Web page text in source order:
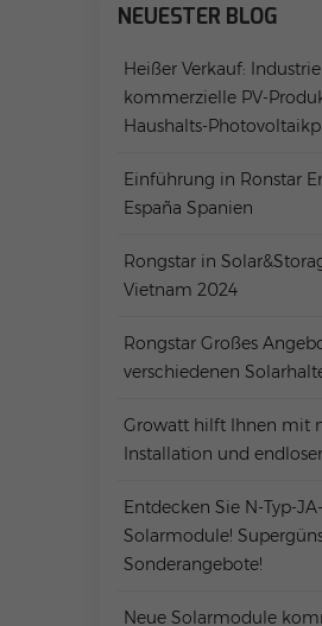
NEUESTER BLOG
Heißer Verkauf:
kommerzielle PV-
Haushalts-
Einführung in Ronstar
España Spanien
Rongstar in
Vietnam 2024
Rongstar Großes
verschiedenen
Growatt hilft Ihnen mit
Installation und
Entdecken Sie N-Typ-JA-
Solarmodule!
Sonderangebote!
Neue Solarmodule